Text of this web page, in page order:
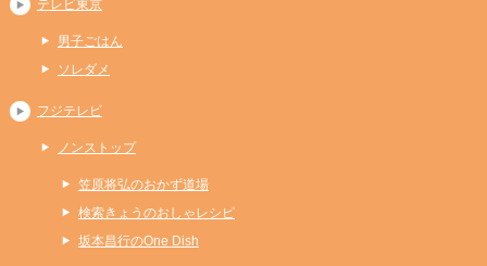
テレビ東京
男子ごはん
ソレダメ
フジテレビ
ノンストップ
笠原将弘のおかず道場
検索きょうのおしゃレシピ
坂本昌行のOne Dish